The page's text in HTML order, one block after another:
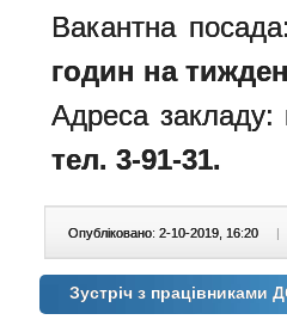
Вакантна
годин на
Адреса закладу:
тел. 3-91-31.
Опубліковано: 2-10-2019, 16:20 |
Зустріч з